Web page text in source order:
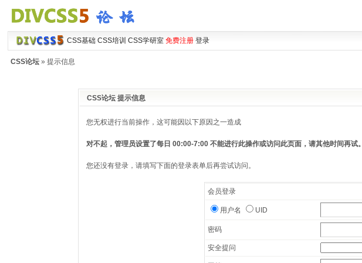
CSS基础 CSS培训 CSS学研室 免费注册 登录
CSS论坛 » 提示信息
CSS论坛 提示信息
您无权进行当前操作，这可能因以下原因之一造成
对不起，管理员设置了每日 00:00-7:00 不能进行此操作或访问此页面，请其他时间再试。
您还没有登录，请填写下面的登录表单后再尝试访问。
会员登录
用户名 UID
密码
安全提问